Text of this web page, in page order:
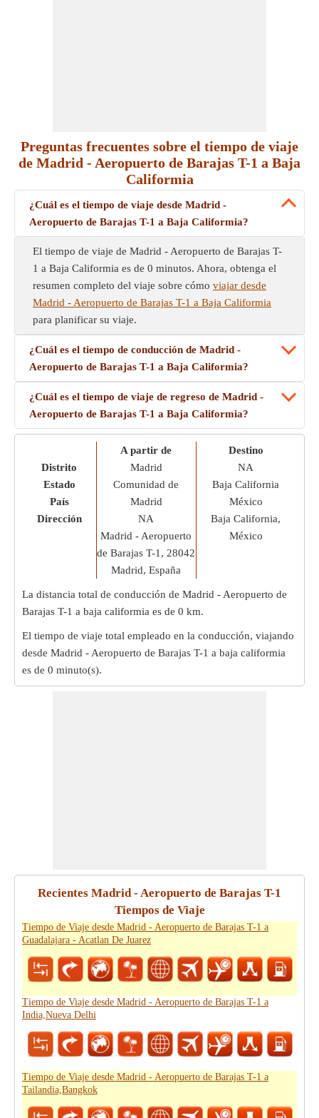
Preguntas frecuentes sobre el tiempo de viaje
de Madrid - Aeropuerto de Barajas T-1 a Baja
Califormia
¿Cuál es el tiempo de viaje desde Madrid -
Aeropuerto de Barajas T-1 a Baja Califormia?
El tiempo de viaje de Madrid - Aeropuerto de Barajas T-
1 a Baja Califormia es de 0 minutos. Ahora, obtenga el
resumen completo del viaje sobre cómo viajar desde
Madrid - Aeropuerto de Barajas T-1 a Baja Califormia
para planificar su viaje.
¿Cuál es el tiempo de conducción de Madrid -
Aeropuerto de Barajas T-1 a Baja Califormia?
¿Cuál es el tiempo de viaje de regreso de Madrid -
Aeropuerto de Barajas T-1 a Baja Califormia?
Distrito
Estado
País
Dirección
A partir de
Madrid
Comunidad de
Madrid
NA
Madrid - Aeropuerto
de Barajas T-1, 28042
Madrid, España
Destino
NA
Baja California
México
Baja California,
México
La distancia total de conducción de Madrid - Aeropuerto de
Barajas T-1 a baja califormia es de 0 km.
El tiempo de viaje total empleado en la conducción, viajando
desde Madrid - Aeropuerto de Barajas T-1 a baja califormia
es de 0 minuto(s).
Recientes Madrid - Aeropuerto de Barajas T-1
Tiempos de Viaje
Tiempo de Viaje desde Madrid - Aeropuerto de Barajas T-1 a
Guadalajara - Acatlan De Juarez
Tiempo de Viaje desde Madrid - Aeropuerto de Barajas T-1 a
India,Nueva Delhi
Tiempo de Viaje desde Madrid - Aeropuerto de Barajas T-1 a
Tailandia,Bangkok